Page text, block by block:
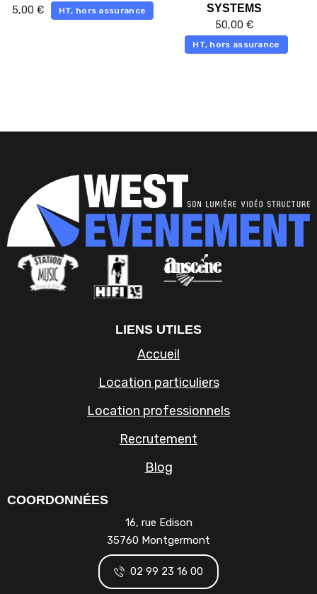
5,00 € HT, hors assurance
SYSTEMS
50,00 €
HT, hors assurance
LIENS UTILES
Accueil
Location particuliers
Location professionnels
Recrutement
Blog
COORDONNÉES
16, rue Edison
35760 Montgermont
02 99 23 16 00